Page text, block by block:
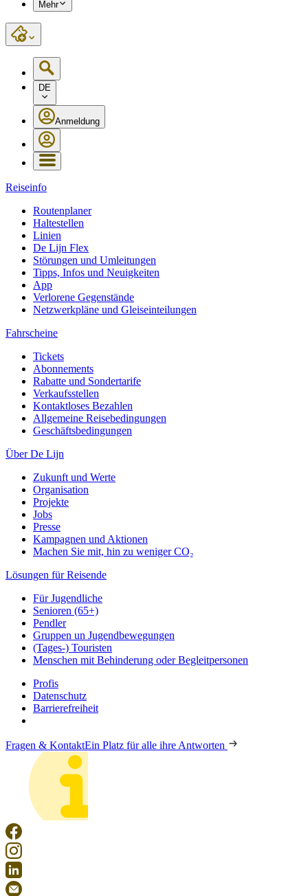
Mehr
DE
Anmeldung
Reiseinfo
Routenplaner
Haltestellen
Linien
De Lijn Flex
Störungen und Umleitungen
Tipps, Infos und Neuigkeiten
App
Verlorene Gegenstände
Netzwerkpläne und Gleiseinteilungen
Fahrscheine
Tickets
Abonnements
Rabatte und Sondertarife
Verkaufsstellen
Kontaktloses Bezahlen
Allgemeine Reisebedingungen
Geschäftsbedingungen
Über De Lijn
Zukunft und Werte
Organisation
Projekte
Jobs
Presse
Kampagnen und Aktionen
Machen Sie mit, hin zu weniger CO₂
Lösungen für Reisende
Für Jugendliche
Senioren (65+)
Pendler
Gruppen un Jugendbewegungen
(Tages-) Touristen
Menschen mit Behinderung oder Begleitpersonen
Profis
Datenschutz
Barrierefreiheit
Fragen & KontaktEin Platz für alle ihre Antworten